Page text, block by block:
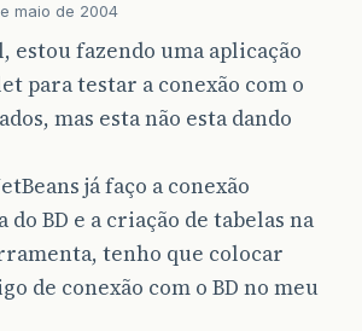
maio de 2004
estou fazendo uma aplicação
para testar a conexão com o
mas esta não esta dando
já faço a conexão
do BD e a criação de tabelas na
tenho que colocar
de conexão com o BD no meu